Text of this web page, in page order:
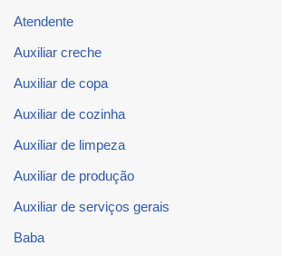
Atendente
Auxiliar creche
Auxiliar de copa
Auxiliar de cozinha
Auxiliar de limpeza
Auxiliar de produção
Auxiliar de serviços gerais
Baba